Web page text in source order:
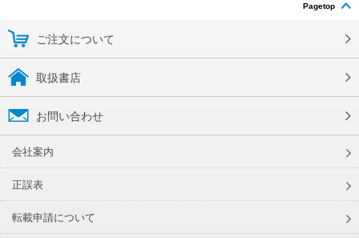
Pagetop
ご注文について
取扱書店
お問い合わせ
会社案内
正誤表
転載申請について